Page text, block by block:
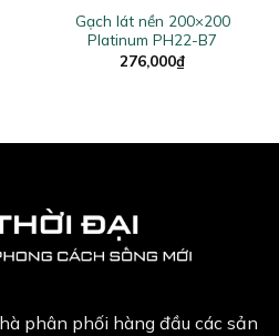
Gạch lát nền 200×200
Platinum PH22-B7
276,000₫
phân phối hàng đầu các sản